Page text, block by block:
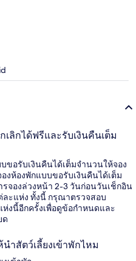
ลิกได้ฟรีและรับเงินคืนเต็ม
ขอรับเงินคืนได้เต็มจำนวนให้จอง
งห้องพักแบบขอรับเงินคืนได้เต็ม
จองล่วงหน้า 2-3 วันก่อนวันเช็กอิน
ะแห่ง ทั้งนี้ กรุณาตรวจสอบ
งนี้อีกครั้งเพื่อดูข้อกำหนดและ
ด
ำสัตว์เลี้ยงเข้าพักไหม